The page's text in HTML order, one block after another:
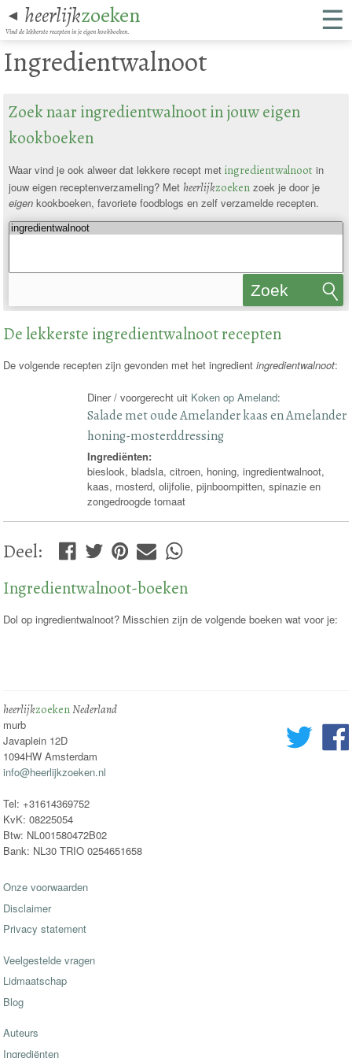
◄ heerlijkzoeken
Vind de lekkerste recepten in je eigen kookboeken. ☰
Ingredientwalnoot
Zoek naar ingredientwalnoot in jouw eigen
kookboeken
Waar vind je ook alweer dat lekkere recept met ingredientwalnoot in
jouw eigen receptenverzameling? Met heerlijkzoeken zoek je door je
eigenkookboeken, favoriete foodblogs en zelf verzamelde recepten.
Zoek
De lekkerste ingredientwalnoot recepten
De volgende recepten zijn gevonden met het ingredientingredientwalnoot:
Diner / voorgerecht uit Koken op Ameland:
Salade met oude Amelander kaas en Amelander
honing-mosterddressing
Ingrediënten:
bieslook, bladsla, citroen, honing, ingredientwalnoot,
kaas, mosterd, olijfolie, pijnboompitten, spinazie en
zongedroogde tomaat
Deel:
Ingredientwalnoot-boeken
Dol op ingredientwalnoot? Misschien zijn de volgende boeken wat voor je:
heerlijkzoekenNederland
murb
Javaplein 12D
1094HW Amsterdam
info@heerlijkzoeken.nl
Tel: +31614369752
KvK: 08225054
Btw: NL001580472B02
Bank: NL30 TRIO 0254651658
Onze voorwaarden
Disclaimer
Privacy statement
Veelgestelde vragen
Lidmaatschap
Blog
Auteurs
Ingrediënten